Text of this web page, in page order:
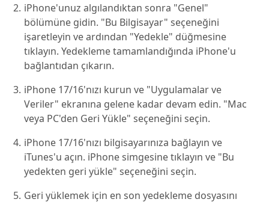
iPhone'unuz algılandıktan sonra "Genel"
bölümüne gidin. "Bu Bilgisayar" seçeneğini
işaretleyin ve ardından "Yedekle" düğmesine
tıklayın. Yedekleme tamamlandığında iPhone'u
bağlantıdan çıkarın.
iPhone 17/16'nızı kurun ve "Uygulamalar ve
Veriler" ekranına gelene kadar devam edin. "Mac
veya PC'den Geri Yükle" seçeneğini seçin.
iPhone 17/16'nızı bilgisayarınıza bağlayın ve
iTunes'u açın. iPhone simgesine tıklayın ve "Bu
yedekten geri yükle" seçeneğini seçin.
Geri yüklemek için en son yedekleme dosyasını